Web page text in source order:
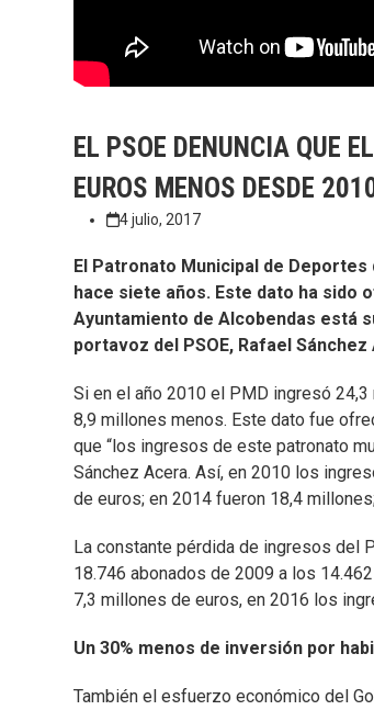
EL PSOE DENUNCIA QUE
EUROS MENOS DESDE
4 julio, 2017
El Patronato Municipal de
hace siete años. Este dato ha sido
Ayuntamiento de Alcobendas está
portavoz del PSOE, Rafael Sánchez
Si en el año 2010 el PMD ingresó
8,9 millones menos. Este dato fue
que “los ingresos de este patronato
Sánchez Acera. Así, en 2010 los
de euros; en 2014 fueron 18,4
La constante pérdida de ingresos del
18.746 abonados de 2009 a los
7,3 millones de euros, en 2016 los
Un 30% menos de inversión por
También el esfuerzo económico del